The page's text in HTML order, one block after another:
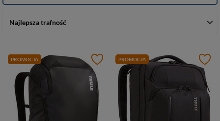
Najlepsza trafność
PROMOCJA PROMOCJA